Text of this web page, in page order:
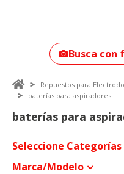
tu
Busca
Repuestos para
baterías para aspiradores
baterías para
Seleccione Categorías
Marca/modelo